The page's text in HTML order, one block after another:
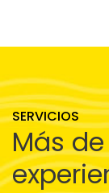
SERVICIOS
Más de